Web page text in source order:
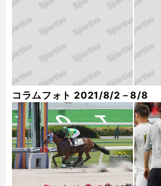
コラムフォト 2021/8/2－8/8